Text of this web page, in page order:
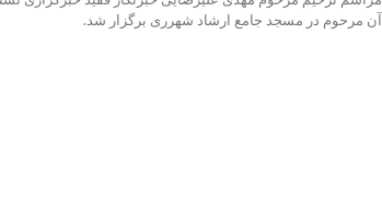
آن مرحوم در مسجد جامع ارشاد شهرری برگزار شد.